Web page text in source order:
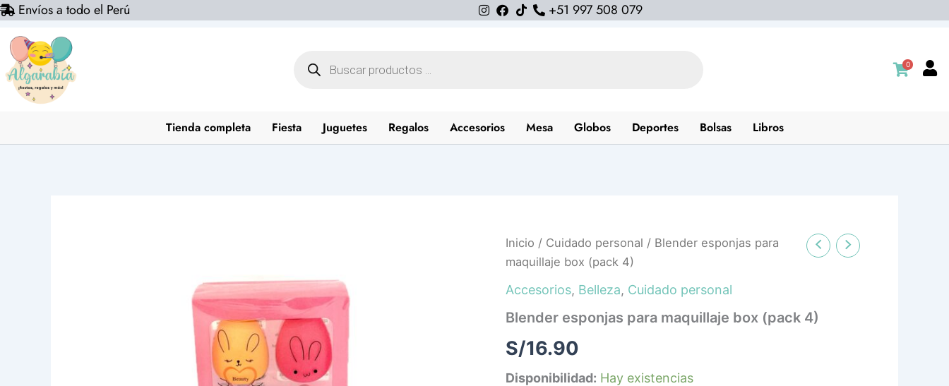
Ir
contenido
Envíos a todo el Perú +51 997 508 079
productos
0
Tienda completa Fiesta Juguetes Regalos Accesorios Mesa Globos Deportes Bolsas Libros
Inicio / Cuidado personal / Blender esponjas para
maquillaje box (pack 4)
Accesorios, Belleza, Cuidado personal
Blender esponjas para maquillaje box (pack 4)
S/16.90
Disponibilidad: Hay existencias
Blender
para
box
(pack
4)
cantidad